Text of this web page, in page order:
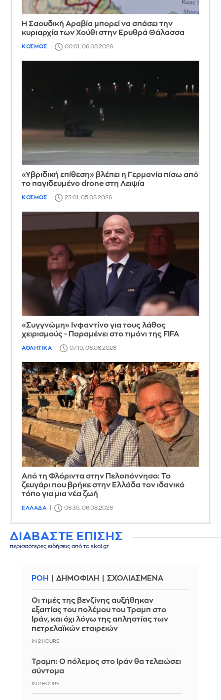
Η Σαουδική Αραβία μπορεί να σπάσει την
κυριαρχία των Χούθι στην Ερυθρά Θάλασσα
ΚΟΣΜΟΣ 00:01, 06.08.2026
«Υβριδική επίθεση» βλέπει η Γερμανία πίσω από
το παγιδευμένο drone στη Λειψία
ΚΟΣΜΟΣ 23:01, 05.08.2026
«Συγγνώμη» Ινφαντίνο για τους λάθος
χειρισμούς - Παραμένει στο τιμόνι της FIFA
ΑΘΛΗΤΙΚΑ 07:19, 06.08.2026
Από τη Φλόριντα στην Πελοπόννησο: Το
ζευγάρι που βρήκε στην Ελλάδα τον ιδανικό
τόπο για μια νέα ζωή
ΕΛΛΑΔΑ 08:35, 06.08.2026
ΔΙΑΒΑΣΤΕ ΕΠΙΣΗΣ
περισσότερες ειδήσεις από το skai.gr
ΡΟΗ ΔΗΜΟΦΙΛΗ ΣΧΟΛΙΑΣΜΕΝΑ
Οι τιμές της βενζίνης αυξήθηκαν
εξαιτίας του πολέμου του Τραμπ στο
Ιράν, και όχι λόγω της απληστίας των
πετρελαϊκών εταιρειών
IN 2 HOURS
Τραμπ: Ο πόλεμος στο Ιράν θα τελειώσει
σύντομα
IN 2 HOURS